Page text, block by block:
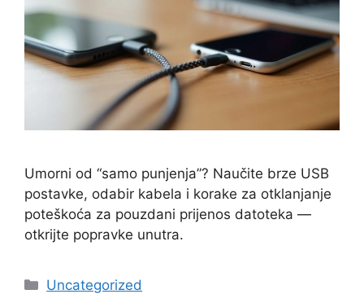
Umorni od “samo punjenja”? Naučite brze USB
postavke, odabir kabela i korake za otklanjanje
poteškoća za pouzdani prijenos datoteka —
otkrijte popravke unutra.
Kategorije
Uncategorized